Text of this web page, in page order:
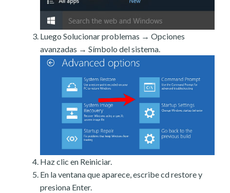
Luego Solucionar problemas → Opciones
avanzadas → Símbolo del sistema.
Haz clic en Reiniciar.
En la ventana que aparece, escribe cd restore y
presiona Enter.